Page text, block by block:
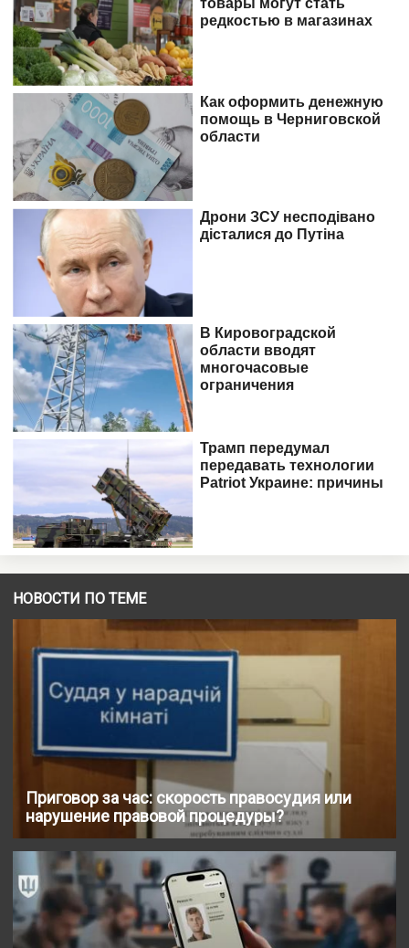
НОВОСТИ ПО ТЕМЕ
Приговор за час: скорость правосудия или
нарушение правовой процедуры?